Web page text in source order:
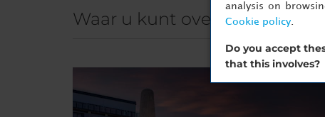
Waar u kunt overnachten in
analysis on
Cookie policy.
Do you accept
that this involves?